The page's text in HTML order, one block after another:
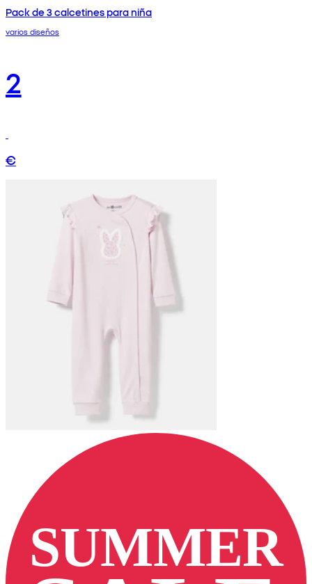
Pack de 3 calcetines para niña
varios diseños
2
€